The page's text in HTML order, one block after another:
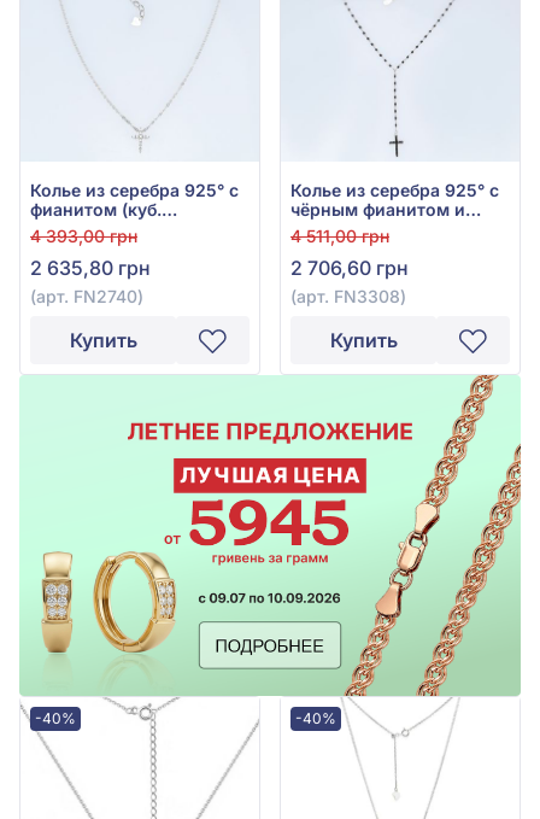
Колье из серебра 925° с
фианитом (куб.
цирконий), арт. FN2740
4 393,00 грн
2 635,80 грн
(арт. FN2740)
Купить
Колье из серебра 925° с
чёрным фианитом и
эмалью, арт. FN3308
4 511,00 грн
2 706,60 грн
(арт. FN3308)
Купить
-40% -40%